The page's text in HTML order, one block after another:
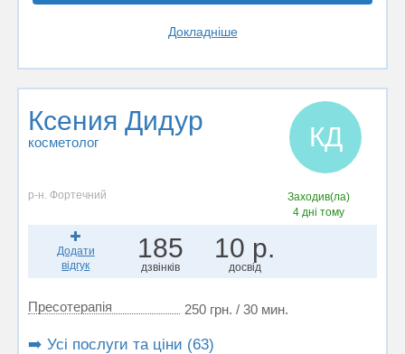
Докладніше
Ксения Дидур
косметолог КД
р-н. Фортечний
Заходив(ла)
4 дні тому
Додати
відгук
185
дзвінків
10 р.
досвід
Пресотерапія 250 грн. / 30 мин.
➡️ Усі послуги та ціни (63)